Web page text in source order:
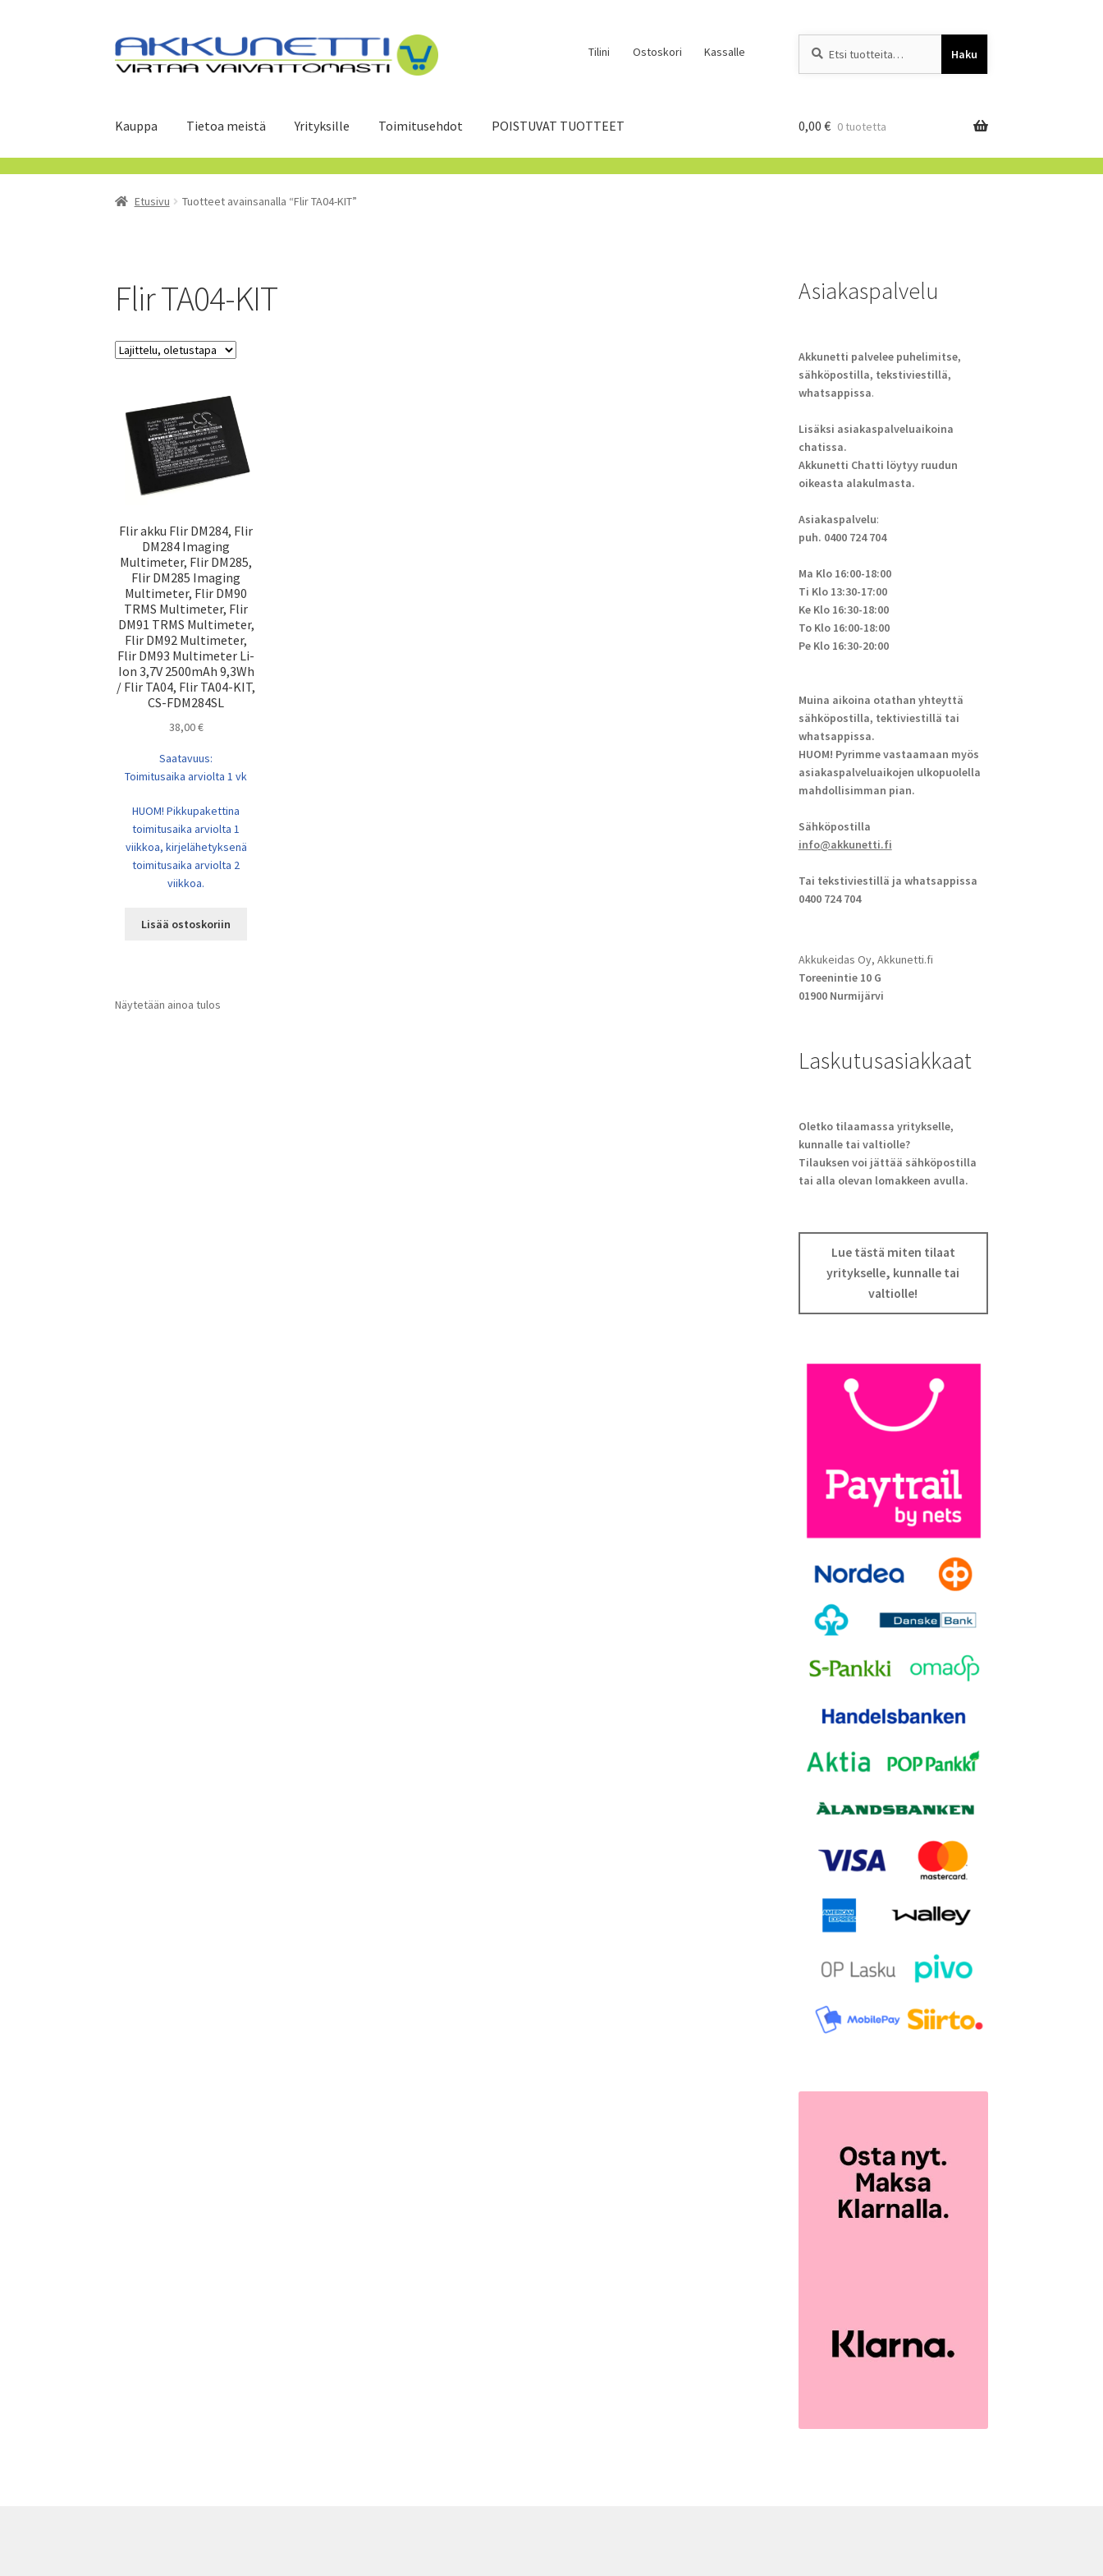
Siirry
navigointiin
Siirry
sisältöön
Tilini Ostoskori Kassalle Haku
Kauppa Tietoa meistä Yrityksille Toimitusehdot POISTUVAT TUOTTEET 0,00 € 0 tuotetta
Etusivu Tuotteet avainsanalla “Flir TA04-KIT”
Flir TA04-KIT
Flir akku Flir DM284, Flir
DM284 Imaging
Multimeter, Flir DM285,
Flir DM285 Imaging
Multimeter, Flir DM90
TRMS Multimeter, Flir
DM91 TRMS Multimeter,
Flir DM92 Multimeter,
Flir DM93 Multimeter Li-
Ion 3,7V 2500mAh 9,3Wh
/ Flir TA04, Flir TA04-KIT,
CS-FDM284SL
38,00€
Saatavuus:
Toimitusaika arviolta 1 vk
HUOM! Pikkupakettina
toimitusaika arviolta 1
viikkoa, kirjelähetyksenä
toimitusaika arviolta 2
viikkoa.
Lisää ostoskoriin
Näytetään ainoa tulos
Asiakaspalvelu
Akkunetti palvelee puhelimitse,
sähköpostilla, tekstiviestillä,
whatsappissa.
Lisäksi asiakaspalveluaikoina
chatissa.
Akkunetti Chatti löytyy ruudun
oikeasta alakulmasta.
Asiakaspalvelu:
puh. 0400 724 704
Ma Klo 16:00-18:00
Ti Klo 13:30-17:00
Ke Klo 16:30-18:00
To Klo 16:00-18:00
Pe Klo 16:30-20:00
Muina aikoina otathan yhteyttä
sähköpostilla, tektiviestillä tai
whatsappissa.
HUOM! Pyrimme vastaamaan myös
asiakaspalveluaikojen ulkopuolella
mahdollisimman pian.
Sähköpostilla
info@akkunetti.fi
Tai tekstiviestillä ja whatsappissa
0400 724 704
Akkukeidas Oy, Akkunetti.fi
Toreenintie 10 G
01900 Nurmijärvi
Laskutusasiakkaat
Oletko tilaamassa yritykselle,
kunnalle tai valtiolle?
Tilauksen voi jättää sähköpostilla
tai alla olevan lomakkeen avulla.
Lue tästä miten tilaat
yritykselle, kunnalle tai
valtiolle!